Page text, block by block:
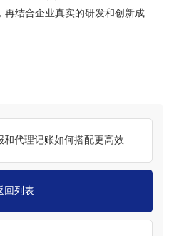
再结合企业真实的研发和创新成
和代理记账如何搭配更高效
回列表